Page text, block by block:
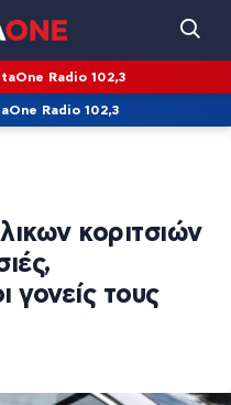
Radio 102,3
Radio 102,3
κοριτσιών
γονείς τους